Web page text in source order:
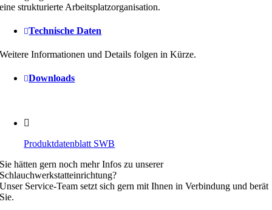
eine strukturierte Arbeitsplatzorganisation.
Technische Daten
Weitere Informationen und Details folgen in Kürze.
Downloads
Produktdatenblatt SWB
Sie hätten gern noch mehr Infos zu unserer
Schlauchwerkstatteinrichtung?
Unser Service-Team setzt sich gern mit Ihnen in Verbindung und berät
Sie.